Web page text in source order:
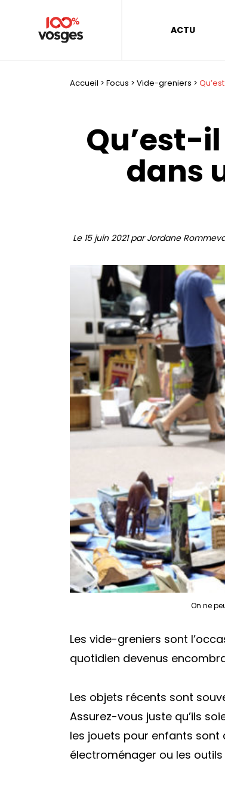
ACTU
Accueil > Focus > Vide-greniers >
Qu’est-
dans
Le 15 juin 2021 par Jordane
On ne
Les vide-greniers sont
quotidien devenus
Les objets récents sont
Assurez-vous juste qu’ils
les jouets pour enfants
électroménager ou les